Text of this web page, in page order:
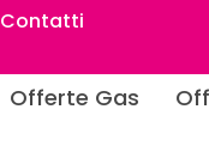
Contatti
Offerte Gas